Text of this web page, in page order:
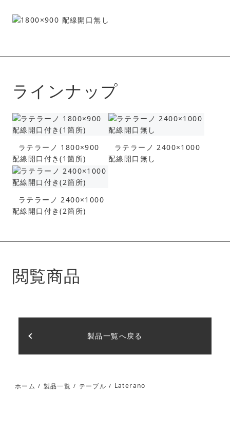
ラインナップ
ラテラーノ 1800×900
配線開口付き(1箇所)
ラテラーノ 2400×1000
配線開口無し
ラテラーノ 2400×1000
配線開口付き(2箇所)
閲覧商品
製品一覧へ戻る
ホーム / 製品一覧 / テーブル / Laterano